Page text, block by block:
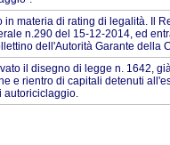
materia di rating di legalità. Il
n.290 del 15-12-2014, ed
dell'Autorità Garante della
il disegno di legge n. 1642,
e rientro di capitali detenuti
autoriciclaggio.